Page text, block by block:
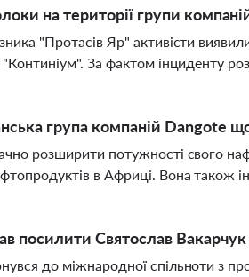
на території групи
"Протасів Яр" активісти
"Континіум". За фактом інциденту
група компаній Dangote
розширити потужності свого
в Африці. Вона також
посилити Святослав
до міжнародної спільноти з